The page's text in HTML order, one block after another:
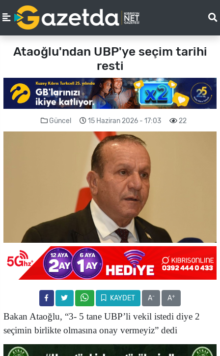
Ataoğlu'ndan UBP'ye seçim tarihi
resti
Güncel 15 Haziran 2026 - 17:03 22
KAYDET A- A+
Bakan Ataoğlu, “3- 5 tane UBP’li vekil istedi diye 2
seçimin birlikte olmasına onay vermeyiz” dedi